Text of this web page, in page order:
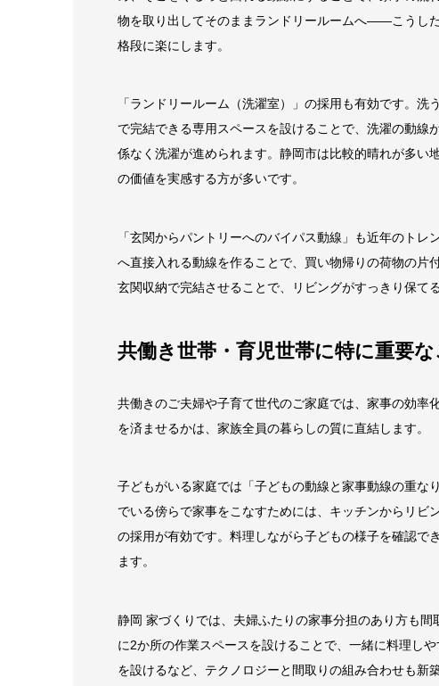
物を取り出してそのままランドリールームへ——こうし
格段に楽にします。
「ランドリールーム（洗濯室）」の採用も有効です。
で完結できる専用スペースを設けることで、洗濯の動線
係なく洗濯が進められます。静岡市は比較的晴れが多い
の価値を実感する方が多いです。
「玄関からパントリーへのバイパス動線」も近年のト
へ直接入れる動線を作ることで、買い物帰りの荷物の片
玄関収納で完結させることで、リビングがすっきり保て
共働き世帯・育児世帯に特に重要な
共働きのご夫婦や子育て世代のご家庭では、家事の効率
を済ませるかは、家族全員の暮らしの質に直結します。
子どもがいる家庭では「子どもの動線と家事動線の重な
でいる傍らで家事をこなすためには、キッチンからリビ
の採用が有効です。料理しながら子どもの様子を確認で
ます。
静岡 家づくりでは、夫婦ふたりの家事分担のあり方も
に2か所の作業スペースを設けることで、一緒に料理し
を設けるなど、テクノロジーと間取りの組み合わせも新